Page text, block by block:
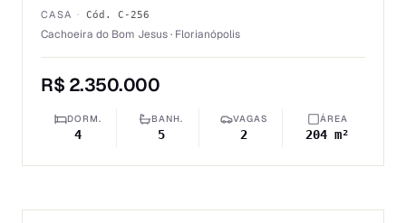
CASA · Cód. C-256
Cachoeira do Bom Jesus · Florianópolis
R$ 2.350.000
DORM.
4
BANH.
5
VAGAS
2
ÁREA
204 m²